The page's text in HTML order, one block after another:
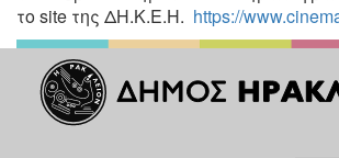
το site της ΔΗ.Κ.Ε.Η. https://